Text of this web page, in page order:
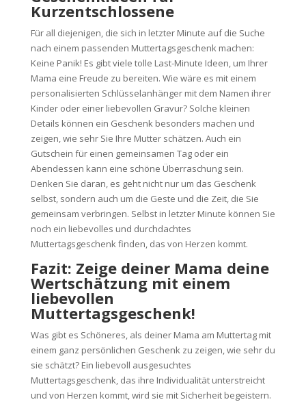
Kurzentschlossene
Für all diejenigen, die sich in letzter Minute auf die Suche
nach einem passenden Muttertagsgeschenk machen:
Keine Panik! Es gibt viele tolle Last-Minute Ideen, um Ihrer
Mama eine Freude zu bereiten. Wie wäre es mit einem
personalisierten Schlüsselanhänger mit dem Namen ihrer
Kinder oder einer liebevollen Gravur? Solche kleinen
Details können ein Geschenk besonders machen und
zeigen, wie sehr Sie Ihre Mutter schätzen. Auch ein
Gutschein für einen gemeinsamen Tag oder ein
Abendessen kann eine schöne Überraschung sein.
Denken Sie daran, es geht nicht nur um das Geschenk
selbst, sondern auch um die Geste und die Zeit, die Sie
gemeinsam verbringen. Selbst in letzter Minute können Sie
noch ein liebevolles und durchdachtes
Muttertagsgeschenk finden, das von Herzen kommt.
Fazit: Zeige deiner Mama deine
Wertschätzung mit einem
liebevollen
Muttertagsgeschenk!
Was gibt es Schöneres, als deiner Mama am Muttertag mit
einem ganz persönlichen Geschenk zu zeigen, wie sehr du
sie schätzt? Ein liebevoll ausgesuchtes
Muttertagsgeschenk, das ihre Individualität unterstreicht
und von Herzen kommt, wird sie mit Sicherheit begeistern.